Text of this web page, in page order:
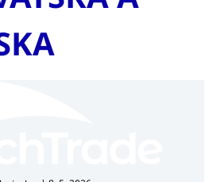
situaci v Chorvatsku a